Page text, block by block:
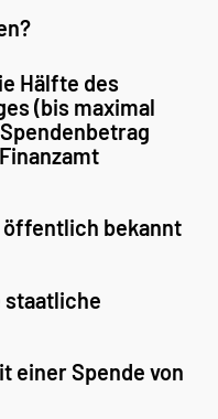
Hälfte des
(bis maximal
öffentlich bekannt
einer Spende von